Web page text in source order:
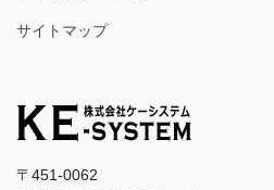
サイトマップ
〒451-0062